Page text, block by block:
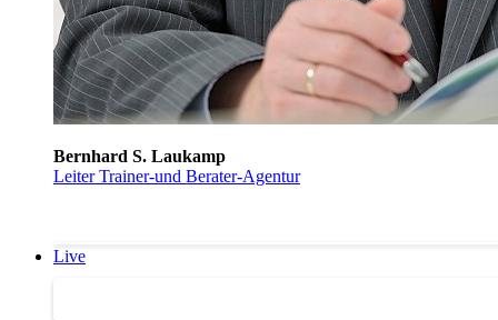
Bernhard S. Laukamp
Leiter Trainer-und Berater-Agentur
Live